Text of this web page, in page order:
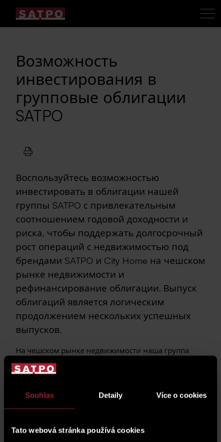
Souhlas Detaily Více o cookies
Tato webová stránka používá cookies
Возможность
инвестирования в
групповые облигации
SATPO
Воспользуйтесь возможностью
инвестировать в облигации нашей
группы SATPO с привлекательным
соотношением годовой доходности и
риска, чтобы поддержать долгосрочный
рост операций с недвижимостью под
брендами SATPO и City Home на чешском
рынке недвижимости и
рефинансирование облигации. Выпуск
облигаций является логическим
продолжением нескольких успешных
выпусков.
На чешском рынке недвижимости наша группа
недвижимости. Крупнейшими являются
Праге, а также девелоперские проекты, земли под
будущую застройку, целые многоквартирные
дома, продажа жилых и нежилых помещений и
Основными преимуществами наших облигаций